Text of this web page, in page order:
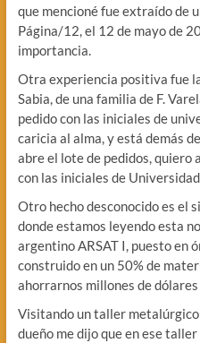
que mencioné fue extraído de
Página/12, el 12 de mayo de
importancia.
Otra experiencia positiva fue
Sabia, de una familia de F.
pedido con las iniciales de
caricia al alma, y está demás
abre el lote de pedidos, quiero
con las iniciales de
Otro hecho desconocido es el
donde estamos leyendo esta
argentino ARSAT I, puesto en
construido en un 50% de
ahorrarnos millones de dólares
Visitando un taller metalúrgico
dueño me dijo que en ese